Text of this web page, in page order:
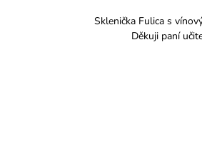
Sklenička Fulica s
Děkuji paní